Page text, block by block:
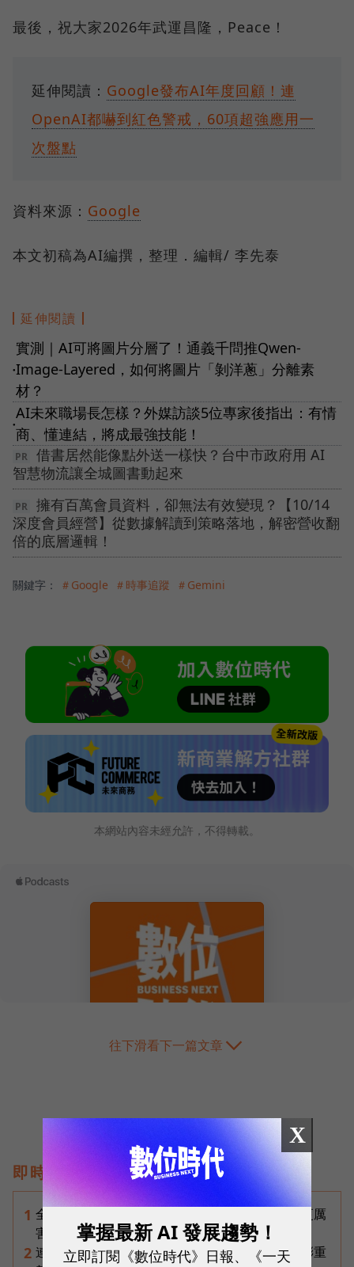
最後，祝大家2026年武運昌隆，Peace！
延伸閱讀： Google發布AI年度回顧！連
OpenAI都嚇到紅色警戒，60項超強應用一
次盤點
資料來源： Google
本文初稿為AI編撰，整理．編輯/ 李先泰
延伸閱讀
●
實測｜AI可將圖片分層了！通義千問推Qwen-
Image-Layered，如何將圖片「剝洋蔥」分離素
材？
●
AI未來職場長怎樣？外媒訪談5位專家後指出：有情
商、懂連結，將成最強技能！
借書居然能像點外送一樣快？台中市政府用 AI
智慧物流讓全城圖書動起來
擁有百萬會員資料，卻無法有效變現？【10/14
深度會員經營】從數據解讀到策略落地，解密營收翻
倍的底層邏輯！
關鍵字： ＃Google ＃時事追蹤 ＃Gemini
本網站內容未經允許，不得轉載。
往下滑看下一篇文章
即時熱門文章
1 全台最大全聯首日業績破百萬，蔡篤昌：還會有更厲
害的大型店！為何把餐廳健身房都搬上樓？
2 連黃仁勳都叫年輕人當水電工！程世嘉：智慧通膨重
X
掌握最新 AI 發展趨勢！
立即訂閱《數位時代》日報、《一天